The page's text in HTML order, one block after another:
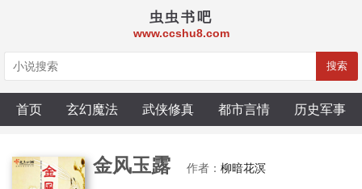
虫虫书吧
www.ccshu8.com
搜索
首页 玄幻魔法 武侠修真 都市言情 历史军事
金风玉露 作者： 柳暗花溟